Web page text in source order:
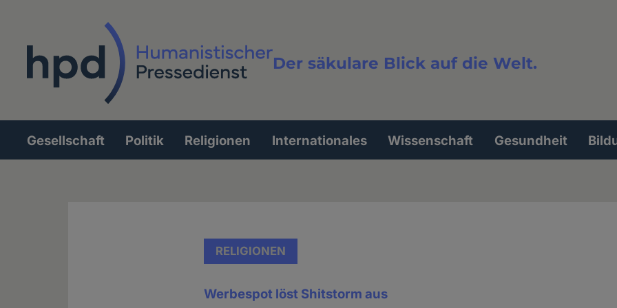
Der säkulare Blick auf die Welt.
Volltextsuche
Hauptnavigation
Gesellschaft Politik Religionen Internationales Wissenschaft Gesundheit
RELIGIONEN
Werbespot löst Shitstorm aus